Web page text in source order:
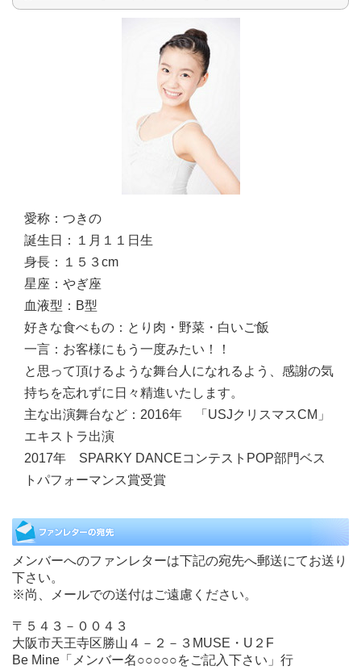
愛称： つきの
誕生日：
１月１１日生
身長：
１５３cm
星座： やぎ座
血液型： B型
好きな食べもの： とり肉・野菜・白いご飯
一言： お客様にもう一度みたい！！
と思って頂けるような舞台人になれるよう、感謝の気
持ちを忘れずに日々精進いたします。
主な出演舞台など： 2016年 「USJクリスマスCM」
エキストラ出演
2017年 SPARKY DANCEコンテストPOP部門ベス
トパフォーマンス賞受賞
メンバーへのファンレターは下記の宛先へ郵送にてお送り
下さい。
※尚、メールでの送付はご遠慮ください。
〒５４３－００４３
大阪市天王寺区勝山４－２－３MUSE・U２F
Be Mine「メンバー名○○○○○をご記入下さい」行